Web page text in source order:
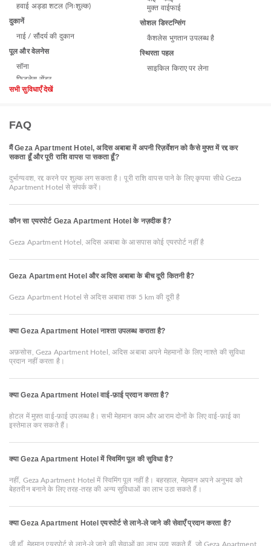
हवाई अड्डा शटल (निःशुल्क)
दुकानें
नाई / सौंदर्य की दुकान
पूल और वेलनेस
सॉना
मुक्त वाईफाई
सोशल डिस्टन्सिंग
कैशलेस भुगतान उपलब्ध है
स्थिरता पहल
साइकिल किराए पर लेना
सभी सुविधाएँ देखें
FAQ
मैं Geza Apartment Hotel, अदिस अबाबा में अपनी रिज़र्वेशन को कैसे मुफ्त में रद्द कर
सकता हूँ और पूरी राशि वापस पा सकता हूँ?
दुर्भाग्यवश, रद्द करने पर शुल्क लग सकता है। पूरी राशि वापस पाने के लिए कृपया सीधे Geza
Apartment Hotel से संपर्क करें।
कौन सा एयरपोर्ट Geza Apartment Hotel के नज़दीक है?
Geza Apartment Hotel, अदिस अबाबा के आसपास कोई एयरपोर्ट नहीं है
Geza Apartment Hotel और अदिस अबाबा के बीच दूरी कितनी है?
Geza Apartment Hotel से अदिस अबाबा तक 5 km की दूरी है
क्या Geza Apartment Hotel नाश्ता उपलब्ध कराता है?
अफ़सोस, Geza Apartment Hotel, अदिस अबाबा अपने मेहमानों के लिए नाश्ते की सुविधा
प्रदान नहीं करता है।
क्या Geza Apartment Hotel वाई-फ़ाई प्रदान करता है?
होटल में मुफ़्त वाई-फ़ाई उपलब्ध है। सभी मेहमान काम और आराम दोनों के लिए वाई-फ़ाई का
इस्तेमाल कर सकते हैं।
क्या Geza Apartment Hotel में स्विमिंग पूल की सुविधा है?
नहीं, Geza Apartment Hotel में स्विमिंग पूल नहीं है। बहरहाल, मेहमान अपने अनुभव को
बेहतरीन बनाने के लिए तरह-तरह की अन्य सुविधाओं का लाभ उठा सकते हैं।
क्या Geza Apartment Hotel एयरपोर्ट से लाने-ले जाने की सेवाएँ प्रदान करता है?
जी हाँ, मेहमान एयरपोर्ट से लाने-ले जाने की सेवाओं का लाभ उठा सकते हैं, जो Geza Apartment